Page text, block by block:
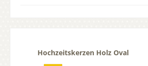
Produktgalerie überspringen
Hochzeitskerzen Holz Oval